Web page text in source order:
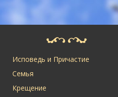
Исповедь и Причастие
Семья
Крещение